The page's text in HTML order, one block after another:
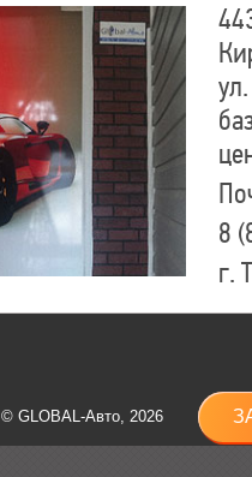
8
г.
8
© GLOBAL-Авто, 2026